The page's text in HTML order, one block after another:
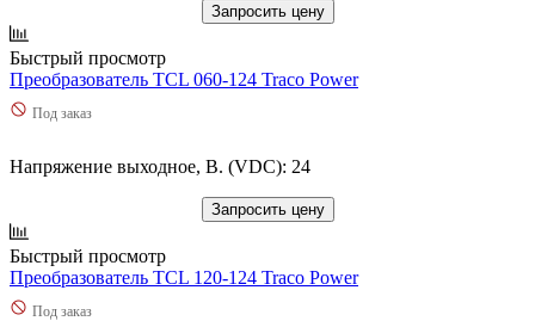
Запросить цену
Быстрый просмотр
Преобразователь TCL 060-124 Traco Power
Под заказ
Напряжение выходное, В. (VDC): 24
Запросить цену
Быстрый просмотр
Преобразователь TCL 120-124 Traco Power
Под заказ